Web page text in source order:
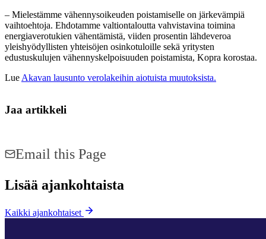
– Mielestämme vähennysoikeuden poistamiselle on järkevämpiä
vaihtoehtoja. Ehdotamme valtiontaloutta vahvistavina toimina
energiaverotukien vähentämistä, viiden prosentin lähdeveroa
yleishyödyllisten yhteisöjen osinkotuloille sekä yritysten
edustuskulujen vähennyskelpoisuuden poistamista, Kopra korostaa.
Lue Akavan lausunto verolakeihin aiotuista muutoksista.
Jaa artikkeli
Email this Page
Lisää ajankohtaista
Kaikki ajankohtaiset